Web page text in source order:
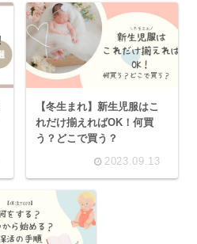
【冬生まれ】新生児服はこ
れだけ揃えればOK！何買
う？どこで買う？
2023.09.13